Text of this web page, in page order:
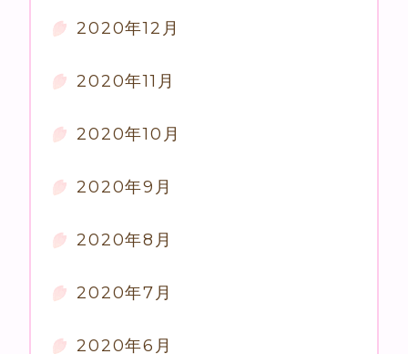
2020年12月
2020年11月
2020年10月
2020年9月
2020年8月
2020年7月
2020年6月